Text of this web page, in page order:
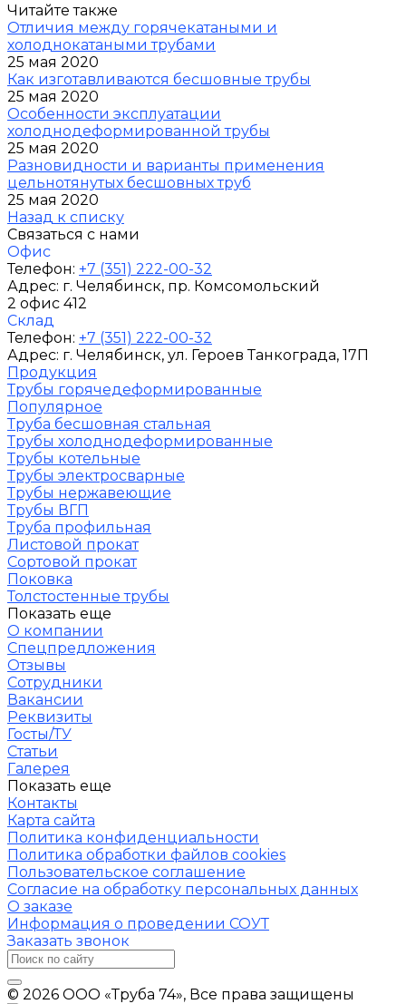
Читайте также
Отличия между горячекатаными и
холоднокатаными трубами
25 мая 2020
Как изготавливаются бесшовные трубы
25 мая 2020
Особенности эксплуатации
холоднодеформированной трубы
25 мая 2020
Разновидности и варианты применения
цельнотянутых бесшовных труб
25 мая 2020
Назад к списку
Связаться с нами
Офис
Телефон: +7 (351) 222-00-32
Адрес: г. Челябинск, пр. Комсомольский
2 офис 412
Склад
Телефон: +7 (351) 222-00-32
Адрес: г. Челябинск, ул. Героев Танкограда, 17П
Продукция
Трубы горячедеформированные
Популярное
Труба бесшовная стальная
Трубы холоднодеформированные
Трубы котельные
Трубы электросварные
Трубы нержавеющие
Трубы ВГП
Труба профильная
Листовой прокат
Сортовой прокат
Поковка
Толстостенные трубы
Показать еще
О компании
Спецпредложения
Отзывы
Сотрудники
Вакансии
Реквизиты
Госты/ТУ
Статьи
Галерея
Показать еще
Контакты
Карта сайта
Политика конфиденциальности
Политика обработки файлов cookies
Пользовательское соглашение
Согласие на обработку персональных данных
О заказе
Информация о проведении СОУТ
Заказать звонок
© 2026 ООО «Труба 74», Все права защищены